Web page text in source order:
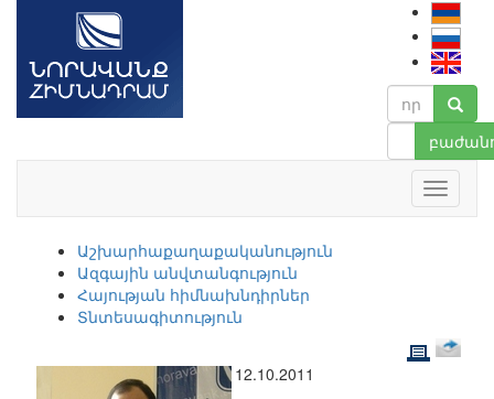
Աշխարհաքաղաքականություն
Ազգային անվտանգություն
Հայության հիմնախնդիրներ
Տնտեսագիտություն
12.10.2011